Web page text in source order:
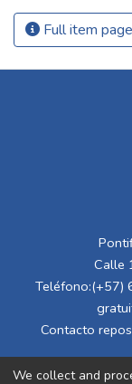
Full item page
Calle
Contacto
We collect and